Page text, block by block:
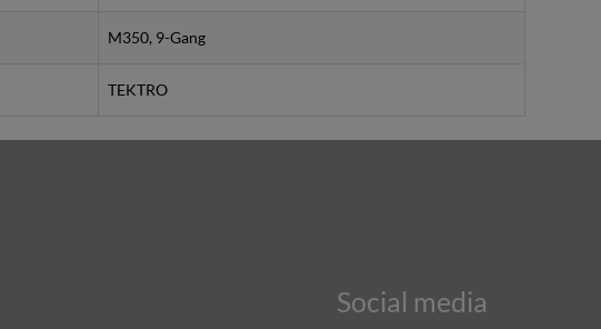
M350, 9-Gang
TEKTRO
Social media